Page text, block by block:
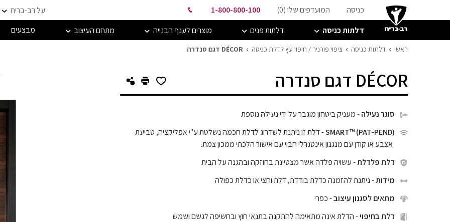
כניסה המועדפים שלי (0
)
1-800-800-100 על רב-בריח
דלתות כניסה
דלתות פנים מוצרים לענף הבנייה מתחם העיצוב מבצעים
ראשי דלתות כניסה ציפוי פורניר / חיפוי עץ לדלת כניסה DÉCOR דגם סנדרה
DÉCOR דגם סנדרה
סוגר נעילה- מעניק ביטחון מוגבר על ידי נעילה נוספת
SMART™ (PAT-PEND)- דלת זו ניתנת לשדרוג לדלת חכמה נשלטת ע"י אפליקציה, טביעת
אצבע או קודן עם מנגנון אינטגרלי חבוי עם אישור הלכתי ממכון צמת.
דלת פלדלת- עשויה פלדה אשר מצטיינת בחוזקה ובהגנה על הבית
מידות- ניתנת להזמנה כדלת בודדת, דלת וחצי או כדלת כפולה
מתאים לסגנון עיצוב- כפרי
דלת בחיפוי- הדלת אינה מתאימה להתקנה בתנאי חוץ ובחשיפה לגשם ושמש